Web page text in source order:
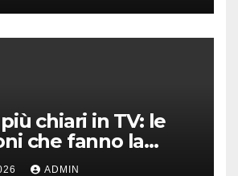
chiari in TV: le
che fanno la
ADMIN